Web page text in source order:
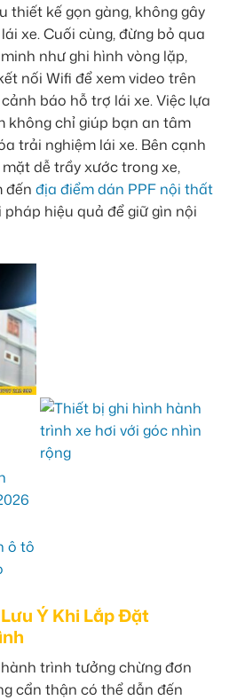
thiết kế gọn gàng, không gây
xe. Cuối cùng, đừng bỏ qua
như ghi hình vòng lặp,
nối Wifi để xem video trên
báo hỗ trợ lái xe. Việc lựa
không chỉ giúp bạn an tâm
trải nghiệm lái xe. Bên cạnh
dễ trầy xước trong xe,
đến địa điểm dán PPF nội thất
pháp hiệu quả để giữ gìn nội
Ý Khi Lắp Đặt
trình tưởng chừng đơn
cẩn thận có thể dẫn đến